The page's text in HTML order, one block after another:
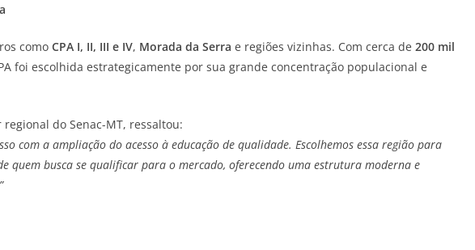
como CPA I, II, III e IV, Morada da Serra e regiões vizinhas. Com cerca de 200 mil
foi escolhida estrategicamente por sua grande concentração populacional e
do Senac-MT, ressaltou:
com a ampliação do acesso à educação de qualidade. Escolhemos essa região para
quem busca se qualificar para o mercado, oferecendo uma estrutura moderna e